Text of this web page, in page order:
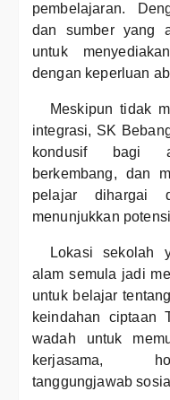
pembelajaran.
dan sumber yang
untuk
dengan keperluan
Meskipun tidak
integrasi, SK
kondusif bagi
berkembang, dan
pelajar dihargai
menunjukkan
Lokasi sekolah
alam semula jadi
untuk belajar
keindahan ciptaan
wadah untuk
kerjasama,
tanggungjawab